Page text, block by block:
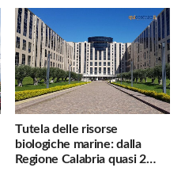
pericoli, interverremo
subito»
Tutela delle risorse
biologiche marine: dalla
Regione Calabria quasi 2